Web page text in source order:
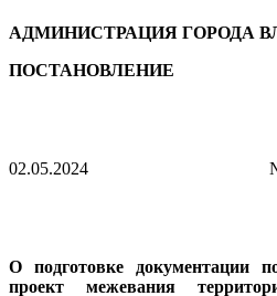
АДМИНИСТРАЦИЯ ГОРОДА
ПОСТАНОВЛЕНИЕ
02.05.2024
О подготовке документации
проект межевания